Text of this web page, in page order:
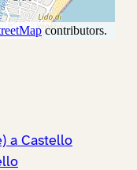
a Castello